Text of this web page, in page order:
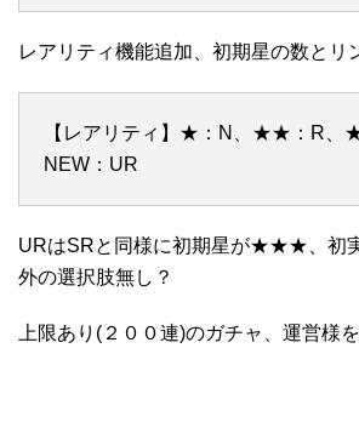
レアリティ機能追加、初期星の数とリ
【レアリティ】★：N、★★：R、
NEW：UR
URはSRと同様に初期星が★★★、初
外の選択肢無し？
上限あり(２００連)のガチャ、運営様